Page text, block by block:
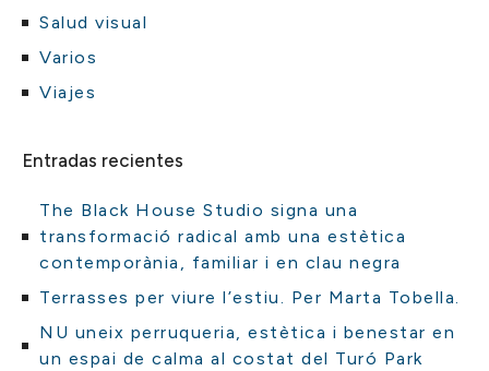
Salud visual
Varios
Viajes
Entradas recientes
The Black House Studio signa una
transformació radical amb una estètica
contemporània, familiar i en clau negra
Terrasses per viure l’estiu. Per Marta Tobella.
NU uneix perruqueria, estètica i benestar en
un espai de calma al costat del Turó Park